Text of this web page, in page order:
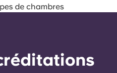
de chambres